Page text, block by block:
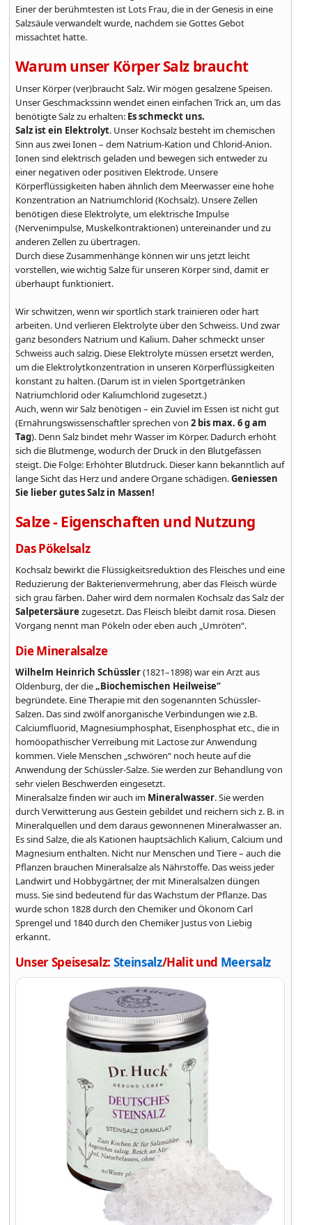
Einer der berühmtesten ist Lots Frau, die in der Genesis in eine
Salzsäule verwandelt wurde, nachdem sie Gottes Gebot
missachtet hatte.
Warum unser Körper Salz braucht
Unser Körper (ver)braucht Salz. Wir mögen gesalzene Speisen.
Unser Geschmackssinn wendet einen einfachen Trick an, um das
benötigte Salz zu erhalten: Es schmeckt uns.
Salz ist ein Elektrolyt. Unser Kochsalz besteht im chemischen
Sinn aus zwei Ionen – dem Natrium-Kation und Chlorid-Anion.
Ionen sind elektrisch geladen und bewegen sich entweder zu
einer negativen oder positiven Elektrode. Unsere
Körperflüssigkeiten haben ähnlich dem Meerwasser eine hohe
Konzentration an Natriumchlorid (Kochsalz). Unsere Zellen
benötigen diese Elektrolyte, um elektrische Impulse
(Nervenimpulse, Muskelkontraktionen) untereinander und zu
anderen Zellen zu übertragen.
Durch diese Zusammenhänge können wir uns jetzt leicht
vorstellen, wie wichtig Salze für unseren Körper sind, damit er
überhaupt funktioniert.
Wir schwitzen, wenn wir sportlich stark trainieren oder hart
arbeiten. Und verlieren Elektrolyte über den Schweiss. Und zwar
ganz besonders Natrium und Kalium. Daher schmeckt unser
Schweiss auch salzig. Diese Elektrolyte müssen ersetzt werden,
um die Elektrolytkonzentration in unseren Körperflüssigkeiten
konstant zu halten. (Darum ist in vielen Sportgetränken
Natriumchlorid oder Kaliumchlorid zugesetzt.)
Auch, wenn wir Salz benötigen – ein Zuviel im Essen ist nicht gut
(Ernährungswissenschaftler sprechen von 2 bis max. 6 g am
Tag). Denn Salz bindet mehr Wasser im Körper. Dadurch erhöht
sich die Blutmenge, wodurch der Druck in den Blutgefässen
steigt. Die Folge: Erhöhter Blutdruck. Dieser kann bekanntlich auf
lange Sicht das Herz und andere Organe schädigen.Geniessen
Sie lieber gutes Salz in Massen!
Salze - Eigenschaften und Nutzung
Das Pökelsalz
Kochsalz bewirkt die Flüssigkeitsreduktion des Fleisches und eine
Reduzierung der Bakterienvermehrung, aber das Fleisch würde
sich grau färben. Daher wird dem normalen Kochsalz das Salz der
Salpetersäure zugesetzt. Das Fleisch bleibt damit rosa. Diesen
Vorgang nennt man Pökeln oder eben auch „Umröten“.
Die Mineralsalze
Wilhelm Heinrich Schüssler(1821–1898) war ein Arzt aus
Oldenburg, der die„Biochemischen Heilweise“
begründete. Eine Therapie mit den sogenannten Schüssler-
Salzen. Das sind zwölf anorganische Verbindungen wie z.B.
Calciumfluorid, Magnesiumphosphat, Eisenphosphat etc., die in
homöopathischer Verreibung mit Lactose zur Anwendung
kommen. Viele Menschen „schwören“ noch heute auf die
Anwendung der Schüssler-Salze. Sie werden zur Behandlung von
sehr vielen Beschwerden eingesetzt.
Mineralsalze finden wir auch im Mineralwasser. Sie werden
durch Verwitterung aus Gestein gebildet und reichern sich z. B. in
Mineralquellen und dem daraus gewonnenen Mineralwasser an.
Es sind Salze, die als Kationen hauptsächlich Kalium, Calcium und
Magnesium enthalten. Nicht nur Menschen und Tiere – auch die
Pflanzen brauchen Mineralsalze als Nährstoffe. Das weiss jeder
Landwirt und Hobbygärtner, der mit Mineralsalzen düngen
muss. Sie sind bedeutend für das Wachstum der Pflanze. Das
wurde schon 1828 durch den Chemiker und Ökonom Carl
Sprengel und 1840 durch den Chemiker Justus von Liebig
erkannt.
Unser Speisesalz: Steinsalz/Halit und Meersalz